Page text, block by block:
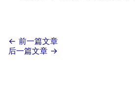
← 前一篇文章
后一篇文章 →